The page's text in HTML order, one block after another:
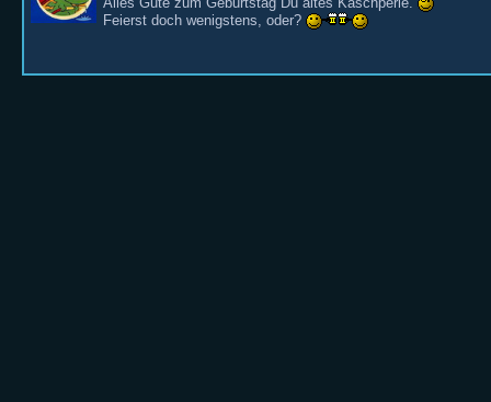
Feierst doch wenigstens, oder?